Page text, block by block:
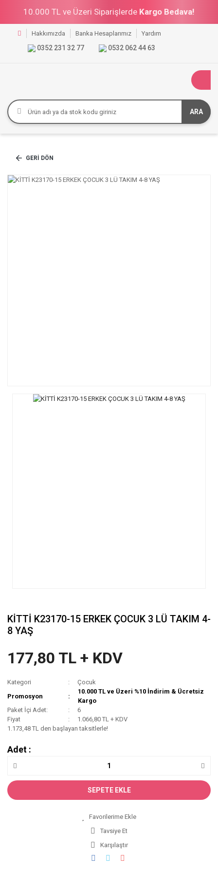
10.000 TL ve Üzeri Siparişlerde Kargo Bedava!
Hakkımızda Banka Hesaplarımız Yardım
0352 231 32 77 0532 062 44 63
ARA
GERI DÖN
KİTTİ K23170-15 ERKEK ÇOCUK 3 LÜ TAKIM 4-
8 YAŞ
177,80 TL + KDV
Kategori
Çocuk
Promosyon
10.000 TL ve Üzeri %10 İndirim & Ücretsiz
Kargo
Paket İçi Adet:
6
Fiyat
1.066,80 TL + KDV
1.173,48 TL den başlayan taksitlerle!
Adet :
SEPETE EKLE
Tavsiye Et
Karşılaştır